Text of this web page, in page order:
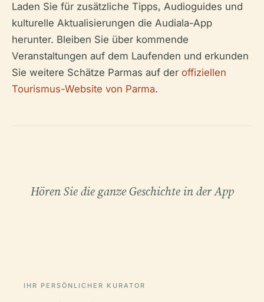
Laden Sie für zusätzliche Tipps, Audioguides und
kulturelle Aktualisierungen die Audiala-App
herunter. Bleiben Sie über kommende
Veranstaltungen auf dem Laufenden und erkunden
Sie weitere Schätze Parmas auf der offiziellen
Tourismus-Website von Parma.
Hören Sie die ganze Geschichte in der App
IHR PERSÖNLICHER KURATOR